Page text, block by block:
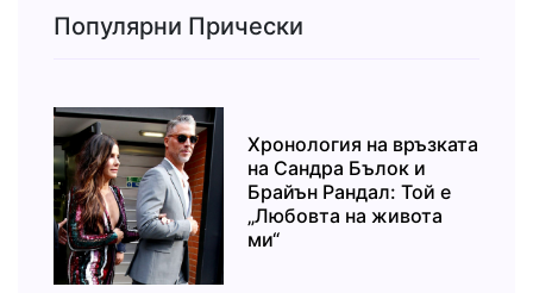
Популярни Прически
Хронология на връзката
на Сандра Бълок и
Брайън Рандал: Той е
„Любовта на живота
ми“